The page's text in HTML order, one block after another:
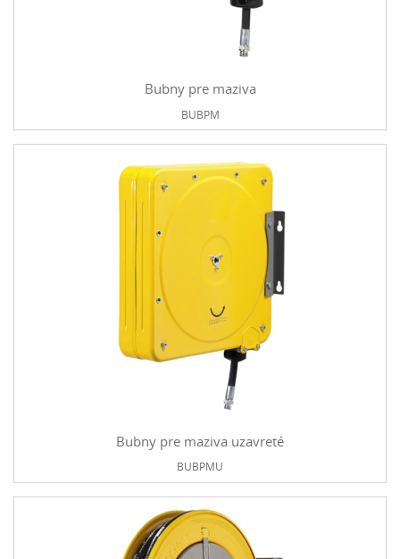
Bubny pre maziva
BUBPM
Bubny pre maziva uzavreté
BUBPMU